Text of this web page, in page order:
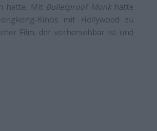
hatte. Mit Bulletproof Monkhätte
Kinos mit Hollywood zu
Film, der vorhersehbar ist und